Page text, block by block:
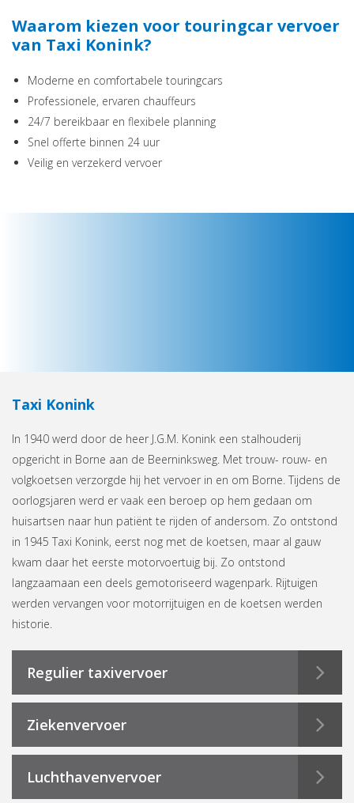
Waarom kiezen voor touringcar vervoer
van Taxi Konink?
Moderne en comfortabele touringcars
Professionele, ervaren chauffeurs
24/7 bereikbaar en flexibele planning
Snel offerte binnen 24 uur
Veilig en verzekerd vervoer
Taxi Konink
In 1940 werd door de heer J.G.M. Konink een stalhouderij
opgericht in Borne aan de Beerninksweg. Met trouw- rouw- en
volgkoetsen verzorgde hij het vervoer in en om Borne. Tijdens de
oorlogsjaren werd er vaak een beroep op hem gedaan om
huisartsen naar hun patiënt te rijden of andersom. Zo ontstond
in 1945 Taxi Konink, eerst nog met de koetsen, maar al gauw
kwam daar het eerste motorvoertuig bij. Zo ontstond
langzaamaan een deels gemotoriseerd wagenpark. Rijtuigen
werden vervangen voor motorrijtuigen en de koetsen werden
historie.
Regulier taxivervoer
Ziekenvervoer
Luchthavenvervoer